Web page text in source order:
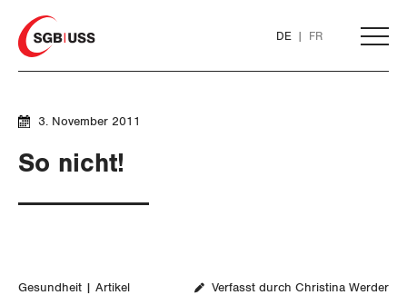
Home
DE FR
THEMEN
Löhne und Vertragspolitik
3. November 2011
So nicht!
Gesundheit Artikel Verfasst durch Christina Werder